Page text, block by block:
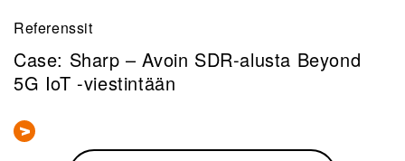
Referenssit
Case: Sharp – Avoin SDR-alusta Beyond
5G IoT -viestintään